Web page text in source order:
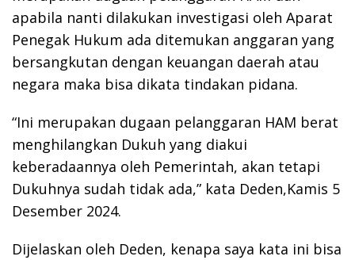
apabila nanti dilakukan investigasi oleh Aparat
Penegak Hukum ada ditemukan anggaran yang
bersangkutan dengan keuangan daerah atau
negara maka bisa dikata tindakan pidana.
“Ini merupakan dugaan pelanggaran HAM berat
menghilangkan Dukuh yang diakui
keberadaannya oleh Pemerintah, akan tetapi
Dukuhnya sudah tidak ada,” kata Deden,Kamis 5
Desember 2024.
Dijelaskan oleh Deden, kenapa saya kata ini bisa